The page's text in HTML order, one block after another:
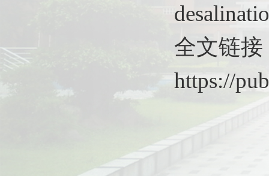
全文链接
https://